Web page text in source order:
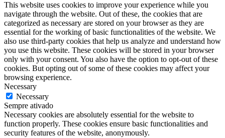
This website uses cookies to improve your experience while you
navigate through the website. Out of these, the cookies that are
categorized as necessary are stored on your browser as they are
essential for the working of basic functionalities of the website. We
also use third-party cookies that help us analyze and understand how
you use this website. These cookies will be stored in your browser
only with your consent. You also have the option to opt-out of these
cookies. But opting out of some of these cookies may affect your
browsing experience.
Necessary
Necessary
Sempre ativado
Necessary cookies are absolutely essential for the website to
function properly. These cookies ensure basic functionalities and
security features of the website, anonymously.